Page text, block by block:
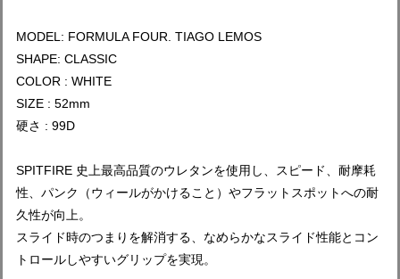
MODEL: FORMULA FOUR. TIAGO LEMOS
SHAPE: CLASSIC
COLOR : WHITE
SIZE : 52mm
硬さ : 99D
SPITFIRE 史上最高品質のウレタンを使用し、スピード、耐摩耗
性、パンク（ウィールがかけること）やフラットスポットへの耐
久性が向上。
スライド時のつまりを解消する、なめらかなスライド性能とコン
トロールしやすいグリップを実現。